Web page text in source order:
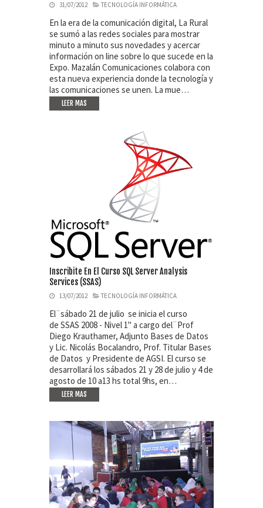
31/07/2012 TECNOLOGÍA INFORMÁTICA
En la era de la comunicación digital, La Rural
se sumó a las redes sociales para mostrar
minuto a minuto sus novedades y acercar
información on line sobre lo que sucede en la
Expo. Mazalán Comunicaciones colabora con
esta nueva experiencia donde la tecnología y
las comunicaciones se unen. La mue…
LEER MAS
Inscribite En El Curso SQL Server Analysis
Services (SSAS)
13/07/2012 TECNOLOGÍA INFORMÁTICA
El¨sábado 21 de julio se inicia el curso
de SSAS 2008 - Nivel 1" a cargo del¨Prof
Diego Krauthamer, Adjunto Bases de Datos
y Lic. Nicolás Bocalandro, Prof. Titular Bases
de Datos y Presidente de AGSI. El curso se
desarrollará los sábados 21 y 28 de julio y 4 de
agosto de 10 a13 hs total 9hs, en…
LEER MAS